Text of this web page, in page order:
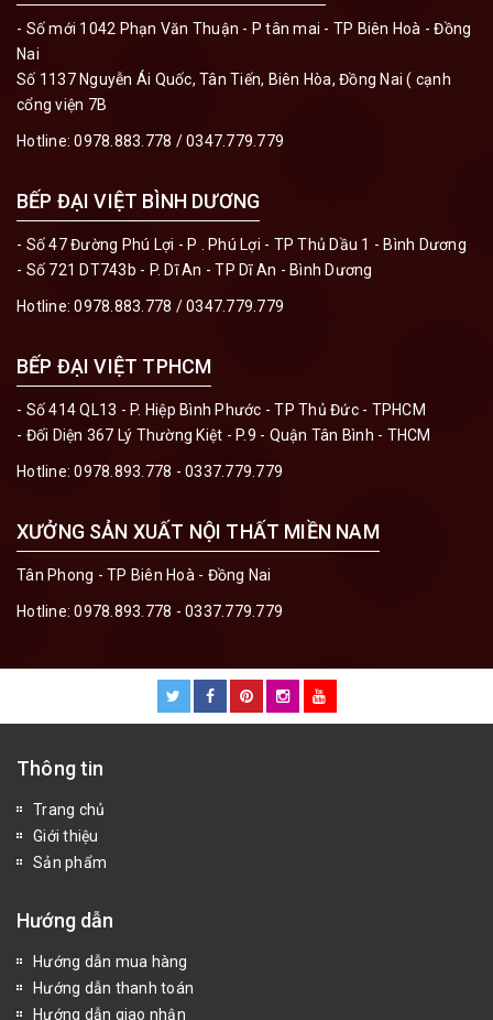
- Số mới 1042 Phạn Văn Thuận - P tân mai - TP Biên Hoà - Đồng
Nai
Số 1137 Nguyễn Ái Quốc, Tân Tiến, Biên Hòa, Đồng Nai ( cạnh
cổng viện 7B
Hotline:0978.883.778 / 0347.779.779
BẾP ĐẠI VIỆT BÌNH DƯƠNG
- Số 47 Đường Phú Lợi - P . Phú Lợi - TP Thủ Dầu 1 - Bình Dương
- Số 721 DT743b - P. Dĩ An - TP Dĩ An - Bình Dương
Hotline:0978.883.778 / 0347.779.779
BẾP ĐẠI VIỆT TPHCM
- Số 414 QL13 - P. Hiệp Bình Phước - TP Thủ Đức - TPHCM
- Đối Diện 367 Lý Thường Kiệt - P.9 - Quận Tân Bình - THCM
Hotline:0978.893.778 - 0337.779.779
XƯỞNG SẢN XUẤT NỘI THẤT MIỀN NAM
Tân Phong - TP Biên Hoà - Đồng Nai
Hotline:0978.893.778 - 0337.779.779
Thông tin
Trang chủ
Giới thiệu
Sản phẩm
Hướng dẫn
Hướng dẫn mua hàng
Hướng dẫn thanh toán
Hướng dẫn giao nhận